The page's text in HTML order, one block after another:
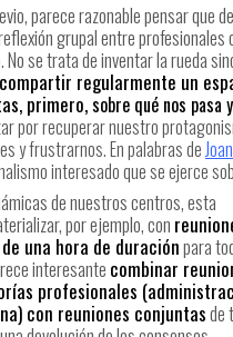
parece razonable pensar
grupal entre
se trata de inventar la rueda
regularmente un
primero,sobre qué nos
por recuperar nuestro
y frustrarnos. En palabras de
interesado que se ejerce
de nuestros centros, esta
por ejemplo, con
una hora de duraciónpara
interesantecombinar
profesionales
con reuniones conjuntasde